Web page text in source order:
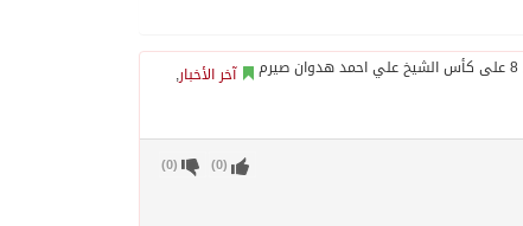
آخر الأخبار,
(
0
) (
0
)